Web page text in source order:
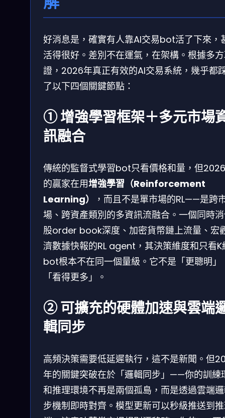
好消息是，確實有人靠AI交易bot活了下來，
活得很好。差別不在運氣，在架構。根據多
證，2026年真正有效的AI交易系統，幾乎都
了以下四個關鍵節點：
① 增強學習框架＋多元市場
訊融合
傳統的監督式學習bot只看價格和量，但
的贏家在用增強學習（Reinforcement
Learning）
，而且不是單市場的RL——是跨
場、跨資產類別的多資訊流融合。一個同時
股order book深度、加密貨幣鏈上流量、宏
濟數據快報的RL agent，其決策維度和只看K
bot根本不在同一個量級。它不是「更聰明」
「看得更多」。
② 可擴充的硬體加速與雲端
輯同步
高頻決策需要低延遲執行，這不是新聞。但
年的關鍵突破在於「邏輯同步」——你的訓練
和推理環境不再是兩個孤島，而是透過雲端
步機制即時對齊。模型更新可以秒級推送到